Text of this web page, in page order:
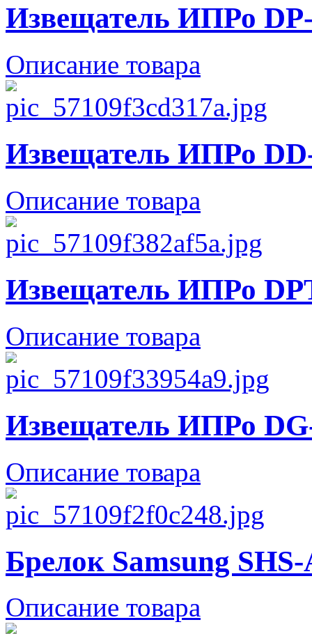
Извещатель ИПРо
Описание товара
Извещатель ИПРо
Описание товара
Извещатель ИПРо
Описание товара
Извещатель ИПРо
Описание товара
Брелок Samsung
Описание товара